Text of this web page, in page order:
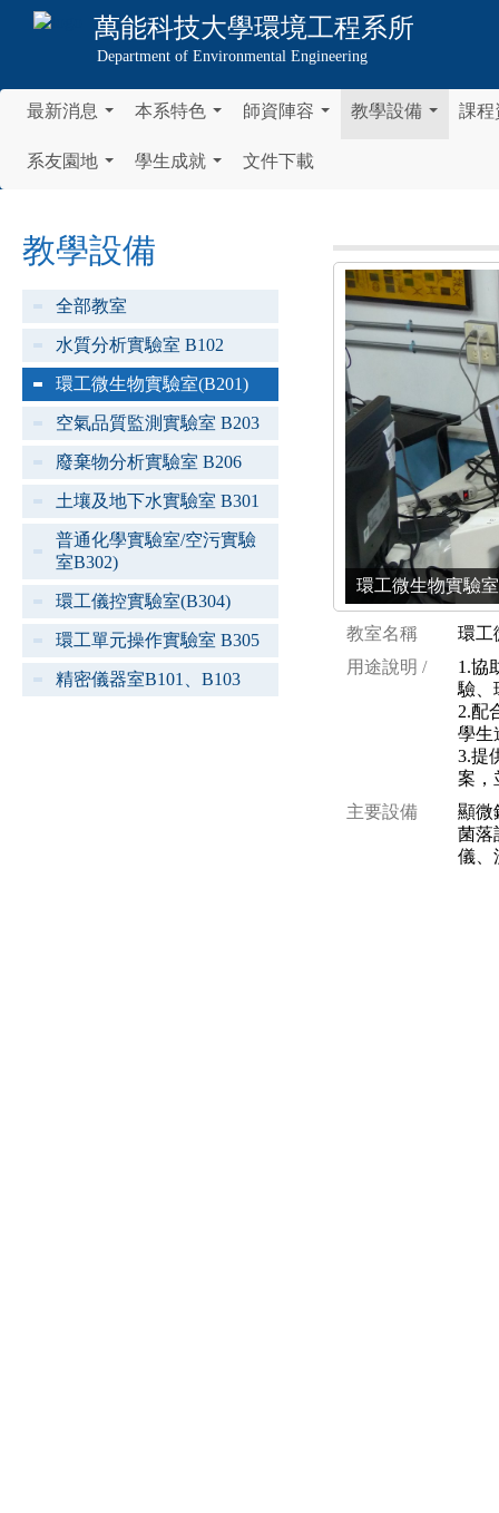
萬能科技大學環境工程系所
Department of Environmental Engineering
最新消息 本系特色 師資陣容 教學設備 課程
系友園地 學生成就 文件下載
教學設備
全部教室
水質分析實驗室 B102
環工微生物實驗室(B201)
空氣品質監測實驗室 B203
廢棄物分析實驗室 B206
土壤及地下水實驗室 B301
普通化學實驗室/空污實驗
室B302)
環工儀控實驗室(B304)
環工單元操作實驗室 B305
精密儀器室B101、B103
環工微生物實驗
教室名稱
環工
用途說明 /
1.協
驗、
2.配
學生
3.提
案，
主要設備
顯微
菌落
儀、